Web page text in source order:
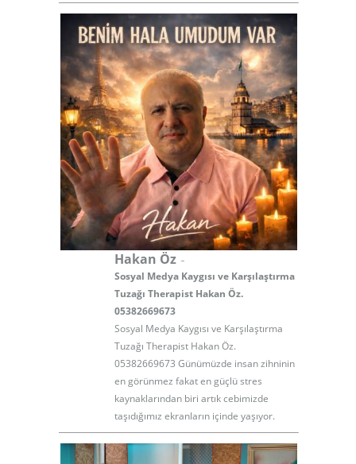
Hakan Öz -
Sosyal Medya Kaygısı ve Karşılaştırma
Tuzağı Therapist Hakan Öz.
05382669673
Sosyal Medya Kaygısı ve Karşılaştırma
Tuzağı Therapist Hakan Öz.
05382669673 Günümüzde insan zihninin
en görünmez fakat en güçlü stres
kaynaklarından biri artık cebimizde
taşıdığımız ekranların içinde yaşıyor.